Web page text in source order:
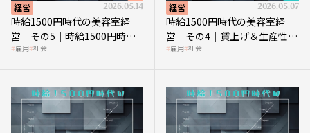
経営 2026.05.14
時給1500円時代の美容室経
営 その5｜時給1500円時代
の到来は美容業の収益構造を
雇用 社会
経営 2026.05.07
時給1500円時代の美容室経
営 その4｜賃上げ＆生産性向
上につなげる賢い助成金活用
雇用 社会